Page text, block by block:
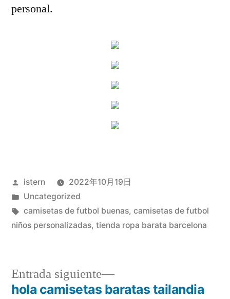
personal.
Publicado
por
istern
2022年10月19日
Publicado
en
Uncategorized
Etiquetas:
camisetas de futbol buenas, camisetas de futbol
niños personalizadas, tienda ropa barata barcelona
Entrada siguiente
Entrada
siguiente:
hola camisetas baratas tailandia